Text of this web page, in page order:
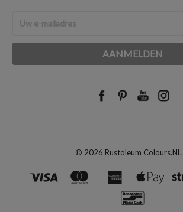
mailadres
© 2026 Rustoleum Colours.NL.